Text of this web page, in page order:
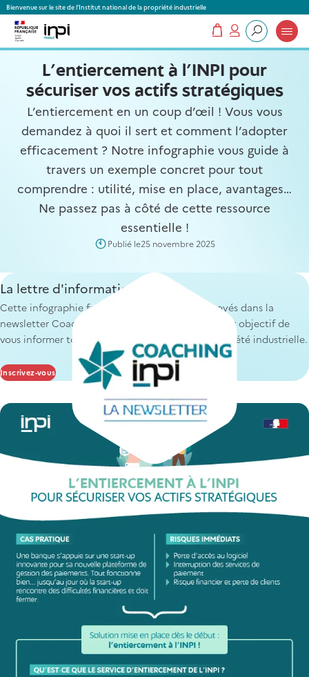
Bienvenue sur le site de l'Institut national de la propriété industrielle
Que recherchez-vous ?
Mon compte
Mon panier
L'entiercement à l'INPI pour
sécuriser vos actifs stratégiques
L’entiercement en un coup d’œil ! Vous vous
demandez à quoi il sert et comment l’adopter
efficacement ? Notre infographie vous guide à
travers un exemple concret pour tout
comprendre : utilité, mise en place, avantages…
Ne passez pas à côté de cette ressource
essentielle !
Publié le25 novembre 2025
La lettre d'information
Texte
Cette infographie fait partie des contenus envoyés dans la
newsletter Coaching INPI. Cette newsletter a pour objectif de
vous informer tous les mois sur des sujets de propriété industrielle.
Inscrivez-vous
Panneau de gestion des cookies